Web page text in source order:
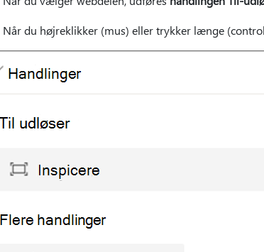
Når du højreklikker (mus) eller trykker længe